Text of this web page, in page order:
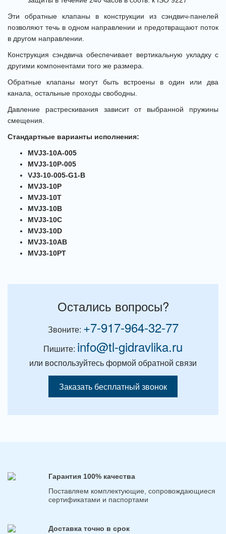
Эти обратные клапаны в конструкции из сэндвич-панелей
позволяют течь в одном направлении и предотвращают поток
в другом направлении.
Конструкция сэндвича обеспечивает вертикальную укладку с
другими компонентами того же размера.
Обратные клапаны могут быть встроены в один или два
канала, остальные проходы свободны.
Давление растрескивания зависит от выбранной пружины
смещения.
Стандартные варианты исполнения:
MVJ3-10A-005
MVJ3-10P-005
VJ3-10-005-G1-B
MVJ3-10P
MVJ3-10T
MVJ3-10B
MVJ3-10C
MVJ3-10D
MVJ3-10AB
MVJ3-10PT
Остались вопросы?
Звоните: +7-917-964-32-77
Пишите: info@tl-gidravlika.ru
или воспользуйтесь формой обратной связи
Заказать бесплатный звонок
Гарантия 100% качества
Поставляем комплектующие, сопровождающиеся
сертификатами и паспортами
Доставка точно в срок